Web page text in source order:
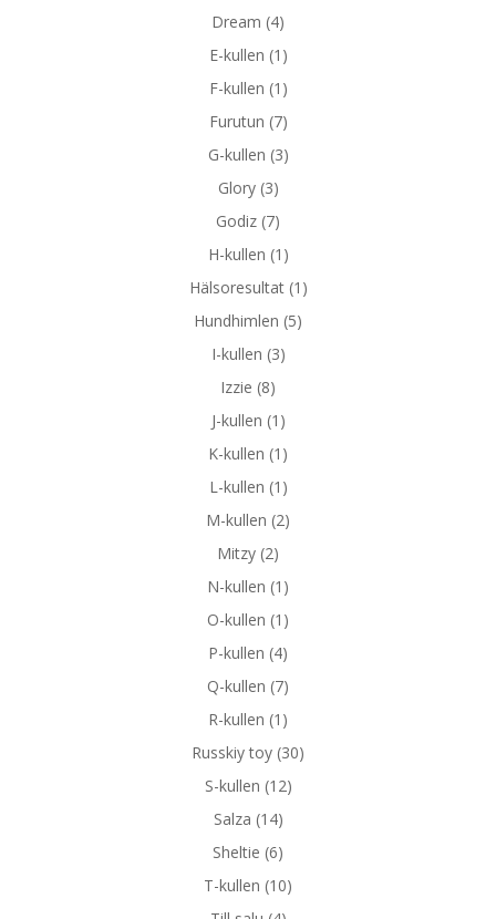
Dream (4)
E-kullen (1)
F-kullen (1)
Furutun (7)
G-kullen (3)
Glory(3)
Godiz (7)
H-kullen (1)
Hälsoresultat(1)
Hundhimlen (5)
I-kullen (3)
Izzie (8)
J-kullen (1)
K-kullen (1)
L-kullen (1)
M-kullen (2)
Mitzy (2)
N-kullen (1)
O-kullen (1)
P-kullen (4)
Q-kullen (7)
R-kullen (1)
Russkiy toy (30)
S-kullen (12)
Salza (14)
Sheltie (6)
T-kullen (10)